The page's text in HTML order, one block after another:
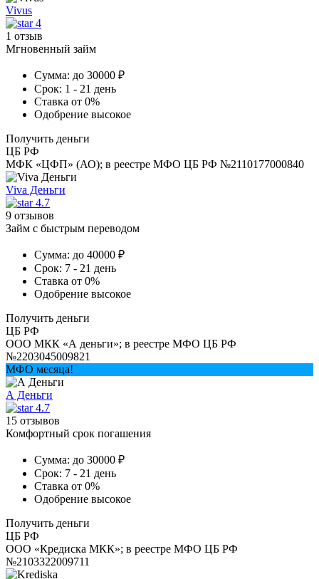
Vivus
4
1 отзыв
Мгновенный займ
Сумма: до 30000 ₽
Срок: 1 - 21 день
Ставка от 0%
Одобрение высокое
Получить деньги
ЦБ РФ
МФК «ЦФП» (АО); в реестре МФО ЦБ РФ №2110177000840
Viva Деньги
4.7
9 отзывов
Займ с быстрым переводом
Сумма: до 40000 ₽
Срок: 7 - 21 день
Ставка от 0%
Одобрение высокое
Получить деньги
ЦБ РФ
ООО МКК «А деньги»; в реестре МФО ЦБ РФ
№2203045009821
МФО месяца!
А Деньги
4.7
15 отзывов
Комфортный срок погашения
Сумма: до 30000 ₽
Срок: 7 - 21 день
Ставка от 0%
Одобрение высокое
Получить деньги
ЦБ РФ
ООО «Кредиска МКК»; в реестре МФО ЦБ РФ
№2103322009711